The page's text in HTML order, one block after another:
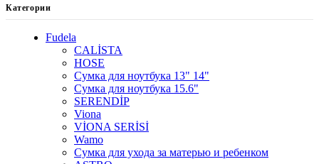
Категории
Fudela
CALİSTA
HOSE
Сумка для ноутбука 13" 14"
Сумка для ноутбука 15.6"
SERENDİP
Viona
VİONA SERİSİ
Wamo
Сумка для ухода за матерью и ребенком